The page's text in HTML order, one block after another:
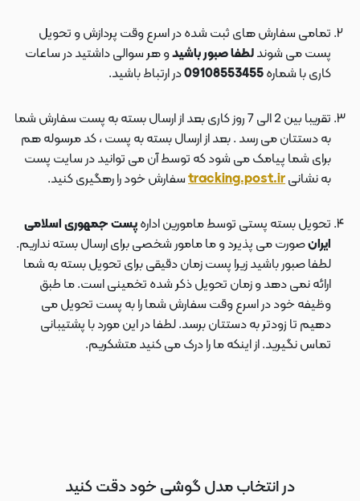
تمامی سفارش های ثبت شده در اسرع وقت پردازش و تحویل
پست می شوندلطفا صبور باشیدو هر سوالی داشتید در ساعات
کاری با شماره
در ارتباط باشید.
تقریبا بین 2 الی 7 روز کاری بعد از ارسال بسته به پست سفارش شما
به دستتان می رسد . بعد از ارسال بسته به پست ، کد مرسوله هم
برای شما پیامک می شود که توسط آن می توانید در سایت پست
به نشانیtracking.post.irسفارش خود را رهگیری کنید.
تحویل بسته پستی توسط مامورین ادارهپست جمهوری اسلامی
ایرانصورت می پذیرد و ما مامور شخصی برای ارسال بسته نداریم.
لطفا صبور باشید زیرا پست زمان دقیقی برای تحویل بسته به شما
ارائه نمی دهد و زمان تحویل ذکر شده تخمینی است. ما طبق
وظیفه خود در اسرع وقت سفارش شما را به پست تحویل می
دهیم تا زودتر به دستتان برسد. لطفا در این مورد با پشتیبانی
تماس نگیرید. از اینکه ما را درک می کنید متشکریم.
در انتخاب مدل گوشی خود دقت کنید